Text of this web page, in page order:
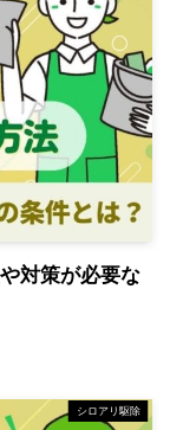
対策が必要な
シロアリ駆除